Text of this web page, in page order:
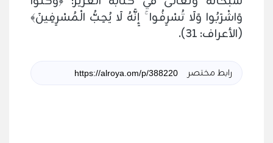
وَاشْرَبُوا وَلَا تُسْرِفُوا ۚ إِنَّهُ لَا يُحِبُّ الْمُسْرِفِينَ﴾
(الأعراف: 31).
رابط مختصر